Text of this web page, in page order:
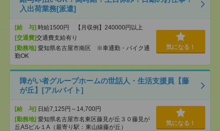
入出荷業務[派遣]
[給 与] 時給1500円 【月収例】240000円以上
[交通費]交通費支給有り
[勤務地] 愛知県名古屋市南区 ※車通勤・バイク通
勤OK
気になる！
障がい者グループホームの世話人・生活支援員【藤
が丘】[アルバイト]
[給 与] 日給7,125円～14,700円
[勤務地] 愛知県名古屋市名東区藤見が丘３０藤見が
丘ASビル１A（最寄り駅：東山線藤が丘）
気になる！